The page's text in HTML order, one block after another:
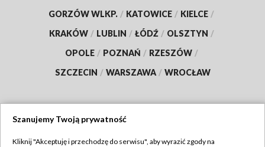
GORZÓW WLKP. / KATOWICE / KIELCE /
KRAKÓW / LUBLIN / ŁÓDŹ / OLSZTYN /
OPOLE / POZNAŃ / RZESZÓW /
SZCZECIN / WARSZAWA / WROCŁAW
Szanujemy Twoją prywatność
Kliknij "Akceptuję i przechodzę do serwisu", aby wyrazić zgody na